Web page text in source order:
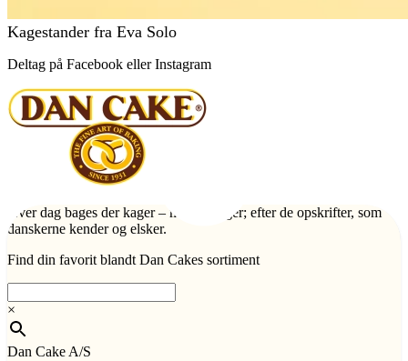
Kagestander fra Eva Solo
Deltag på Facebook eller Instagram
Hver dag bages der kager – mange kager; efter de opskrifter, som
danskerne kender og elsker.
Find din favorit blandt Dan Cakes sortiment
×
Dan Cake A/S